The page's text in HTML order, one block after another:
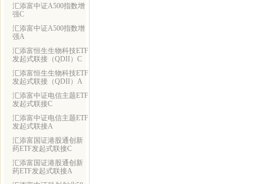
汇添富中证A500指数增
强C
汇添富中证A500指数增
强A
汇添富恒生生物科技ETF
发起式联接（QDII）C
汇添富恒生生物科技ETF
发起式联接（QDII）A
汇添富中证电信主题ETF
发起式联接C
汇添富中证电信主题ETF
发起式联接A
汇添富国证港股通创新
药ETF发起式联接C
汇添富国证港股通创新
药ETF发起式联接A